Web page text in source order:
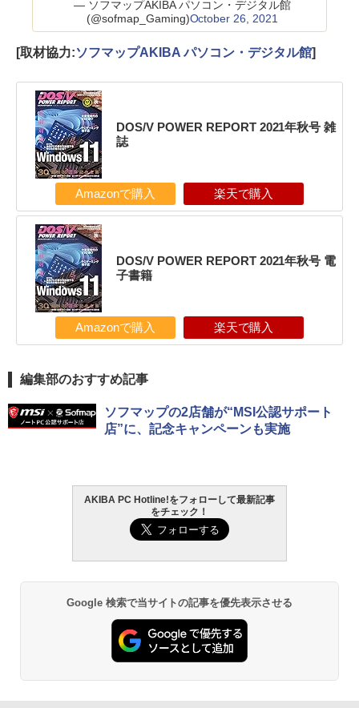
— ソフマップAKIBA パソコン・デジタル館
(@sofmap_Gaming)October 26, 2021
[取材協力:ソフマップAKIBA パソコン・デジタル館]
DOS/V POWER REPORT 2021年秋号 雑
誌
Amazonで購入 楽天で購入
DOS/V POWER REPORT 2021年秋号 電
子書籍
Amazonで購入 楽天で購入
編集部のおすすめ記事
ソフマップの2店舗が“MSI公認サポート
店”に、記念キャンペーンも実施
AKIBA PC Hotline!をフォローして最新記事
をチェック！
Google 検索で当サイトの記事を優先表示させる